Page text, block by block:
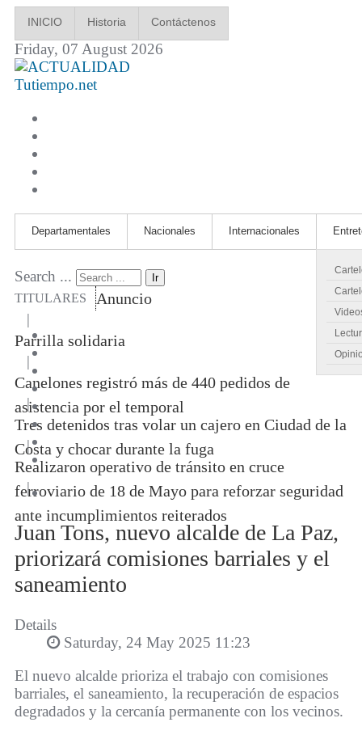
INICIO Historia Contáctenos
Friday, 07 August 2026
Tutiempo.net
Departamentales Nacionales Internacionales
Search ... Ir
TITULARES Anuncio
|
Parrilla solidaria
|
Canelones registró más de 440 pedidos de
asistencia por el temporal
|
Tres detenidos tras volar un cajero en Ciudad de la
Costa y chocar durante la fuga
|
Realizaron operativo de tránsito en cruce
ferroviario de 18 de Mayo para reforzar seguridad
ante incumplimientos reiterados
|
Juan Tons, nuevo alcalde de La Paz,
priorizará comisiones barriales y el
saneamiento
Details
Saturday, 24 May 2025 11:23
El nuevo alcalde prioriza el trabajo con comisiones
barriales, el saneamiento, la recuperación de espacios
degradados y la cercanía permanente con los vecinos.